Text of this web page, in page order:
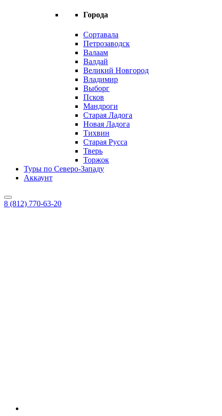
Города
Сортавала
Петрозаводск
Валаам
Валдай
Великий Новгород
Владимир
Выборг
Псков
Мандроги
Старая Ладога
Новая Ладога
Тихвин
Старая Русса
Тверь
Торжок
Туры по Северо-Западу
Аккаунт
8 (812) 770-63-20